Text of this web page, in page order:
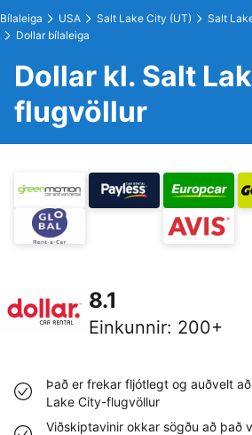
Bílaleiga USA Salt Lake City (UT)
Salt
Dollar bílaleiga
Dollar kl. Salt
flugvöllur
8.1
Einkunnir: 200+
Það er frekar fljótlegt og auðvelt
Lake City-flugvöllur
Viðskiptavinir okkar sögðu að það